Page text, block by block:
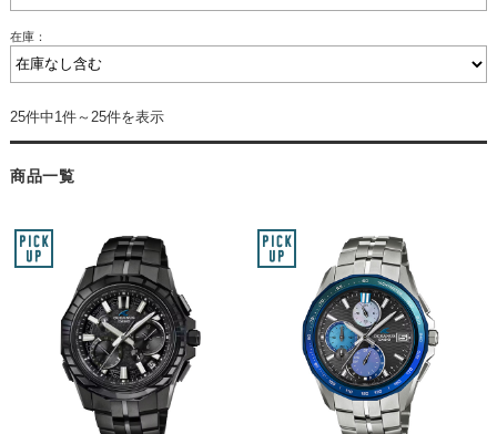
在庫：
25件中1件～25件を表示
商品一覧